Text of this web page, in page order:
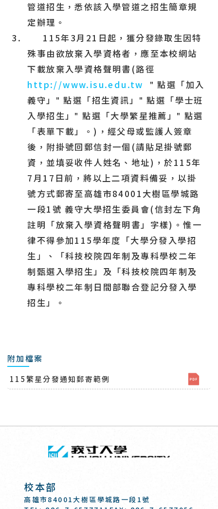
管道招生，悉依該入學管道之招生簡章規
定辦理。
3.
115年3月 21 日起，獲分發錄取生因特
殊事由欲放棄入學資格者，應至本校網站
下載放棄入學資格聲明書 (路徑
http://www.isu.edu.tw
" 點選「加入
義守」 " 點選「招生資訊」 " 點選「學士班
入學招生」 " 點選「大學繁星推薦」 " 點選
「表單下載」。 ) ，經父母或監護人簽章
後，附掛號回郵信封一個 (請貼足掛號郵
資，並填妥收件人姓名、地址) ，於115年
7月 17 日前，將以上二項資料備妥，以掛
號方式郵寄至高雄市84001 大樹區學城路
一段1 號 義守大學招生委員會(信封左下角
註明「放棄入學資格聲明書」字樣) 。惟一
律不得參加115學年度「大學分發入學招
生」、「科技校院四年制及專科學校二年
制甄選入學招生」及「科技校院四年制及
專科學校二年制日間部聯合登記分發入學
招生」
。
附加檔案
115繁星分發通知郵寄範例
回頂端
校本部
高雄市84001大樹區學城路一段1號